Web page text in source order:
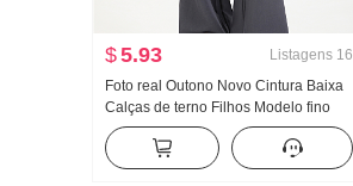
$5.93 Listagens 16
Foto real Outono Novo Cintura Baixa
Calças de terno Filhos Modelo fino
Solto Fluida Pingente Sentido bf
Descontraído Casual Levemente
Boca de Sino Calças de perna larga